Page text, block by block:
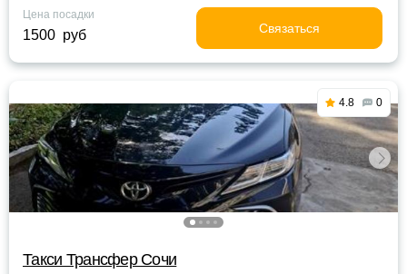
Цена посадки
1500 руб Связаться
4.8 0
Такси Трансфер Сочи